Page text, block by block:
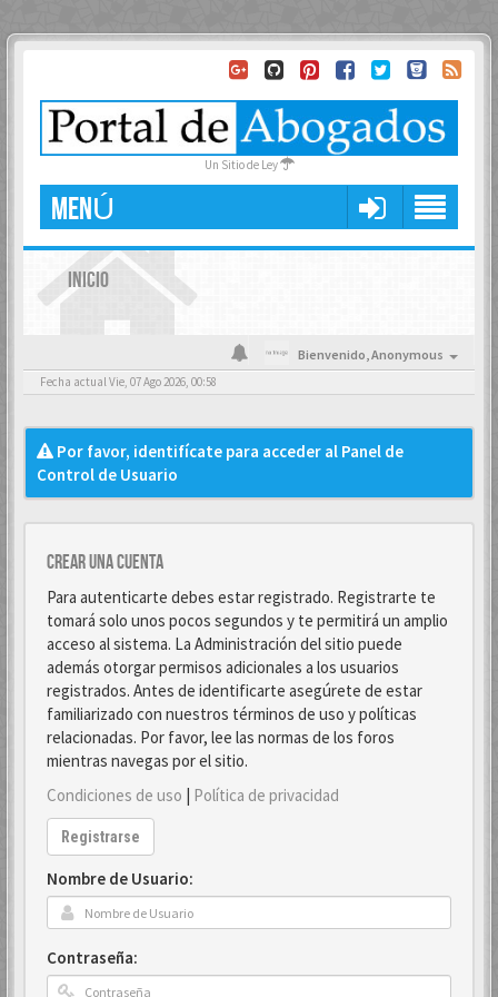
Un Sitio de Ley
MENÚ
INICIO
Bienvenido,Anonymous
Fecha actual Vie, 07 Ago 2026, 00:58
Por favor, identifícate para acceder al Panel de
Control de Usuario
Crear una cuenta
Para autenticarte debes estar registrado. Registrarte te
tomará solo unos pocos segundos y te permitirá un amplio
acceso al sistema. La Administración del sitio puede
además otorgar permisos adicionales a los usuarios
registrados. Antes de identificarte asegúrete de estar
familiarizado con nuestros términos de uso y políticas
relacionadas. Por favor, lee las normas de los foros
mientras navegas por el sitio.
Condiciones de uso | Política de privacidad
Registrarse
Nombre de Usuario:
Contraseña: